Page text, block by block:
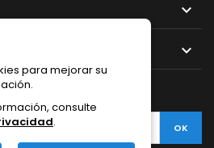


para mejorar su
consulte
.
BOLETÍN